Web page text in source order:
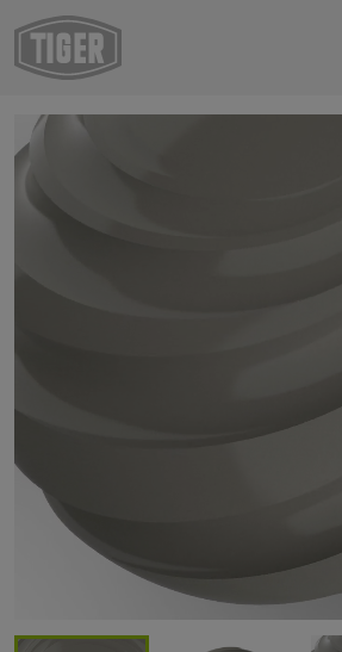
Webshop